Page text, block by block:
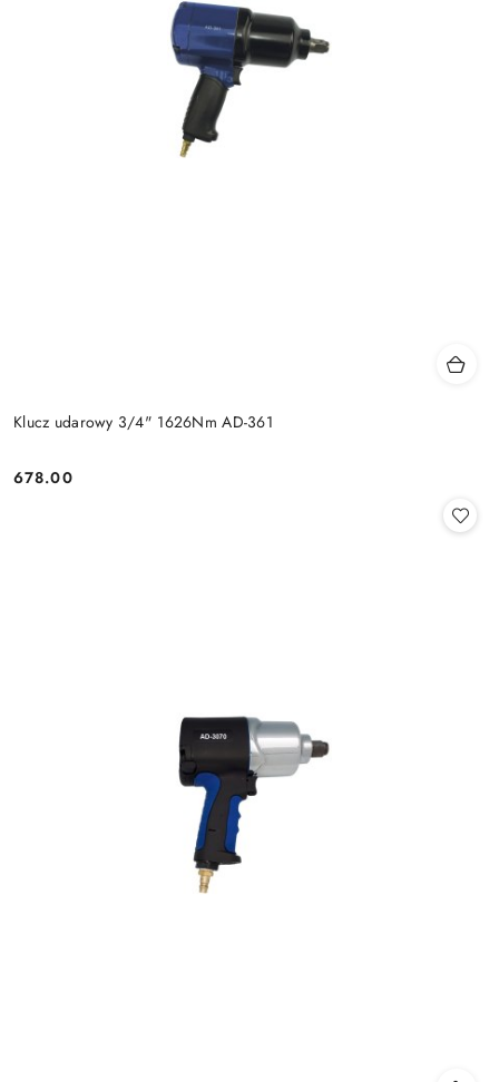
Klucz udarowy 3/4" 1626Nm AD-361
Cena:
678.00